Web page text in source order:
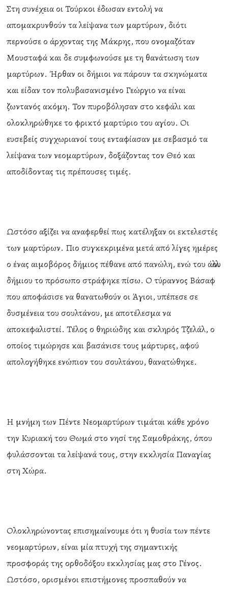
Στη συνέχεια οι Τούρκοι έδωσαν εντολή να
απομακρυνθούν τα λείψανα των μαρτύρων, διότι
περνούσε ο άρχοντας της Μάκρης, που ονομαζόταν
Μουσταφά και δε συμφωνούσε με τη θανάτωση των
μαρτύρων. Ήρθαν οι δήμιοι να πάρουν τα σκηνώματα
και είδαν τον πολυβασανισμένο Γεώργιο να είναι
ζωντανός ακόμη. Τον πυροβόλησαν στο κεφάλι και
ολοκληρώθηκε το φρικτό μαρτύριο του αγίου. Οι
ευσεβείς συγχωριανοί τους ενταφίασαν με σεβασμό τα
λείψανα των νεομαρτύρων, δοξάζοντας τον Θεό και
αποδίδοντας τις πρέπουσες τιμές.
Ωστόσο αξίζει να αναφερθεί πως κατέληξαν οι εκτελεστές
των μαρτύρων. Πιο συγκεκριμένα μετά από λίγες ημέρες
ο ένας αιμοβόρος δήμιος πέθανε από πανώλη, ενώ του άλλου
δήμιου το πρόσωπο στράφηκε πίσω. Ο τύραννος Βάσαφ
που αποφάσισε να θανατωθούν οι Άγιοι, υπέπεσε σε
δυσμένεια του σουλτάνου, με αποτέλεσμα να
αποκεφαλιστεί. Τέλος ο θηριώδης και σκληρός Τζελάλ, ο
οποίος τιμώρησε και βασάνισε τους μάρτυρες, αφού
απολογήθηκε ενώπιον του σουλτάνου, θανατώθηκε.
Η μνήμη των Πέντε Νεομαρτύρων τιμάται κάθε χρόνο
την Κυριακή του Θωμά στο νησί της Σαμοθράκης, όπου
φυλάσσονται τα λείψανά τους, στην εκκλησία Παναγίας
στη Χώρα.
Ολοκληρώνοντας επισημαίνουμε ότι η θυσία των πέντε
νεομαρτύρων, είναι μία πτυχή της σημαντικής
προσφοράς της ορθοδόξου εκκλησίας μας στο Γένος.
Ωστόσο, ορισμένοι επιστήμονες προσπαθούν να